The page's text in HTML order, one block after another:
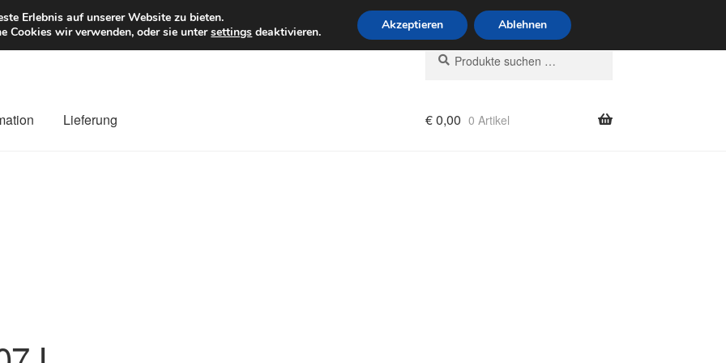
EUR Mo–Fr 9–16 Uhr · 0175 7465658
Suchen
nach:
Suchen
Lieferung €0,00 0 Artikel
Erlebnis auf unserer Website zu bieten.
Cookies wir verwenden, oder sie untersettings deaktivieren. Akzeptieren Ablehnen